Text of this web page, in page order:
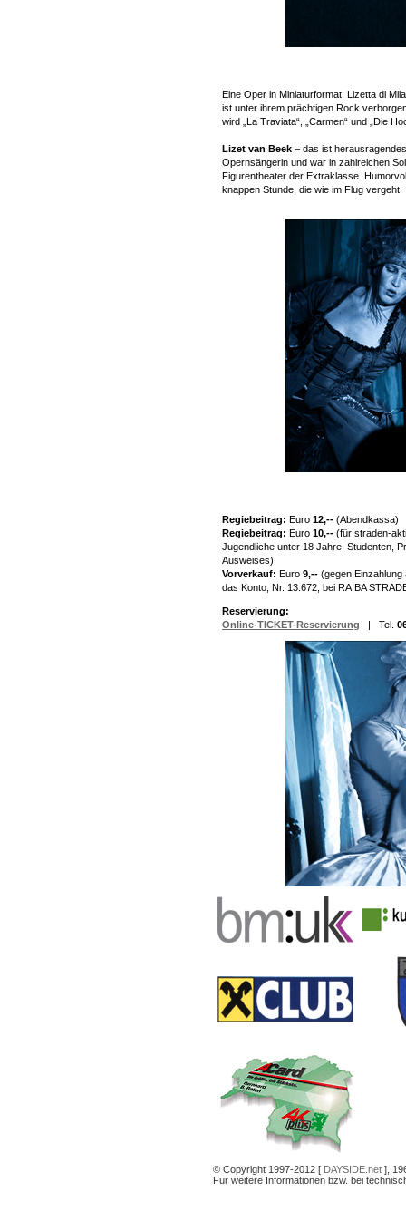
Eine Oper in Miniaturformat. Lizetta di
ist unter ihrem prächtigen Rock
wird „La Traviata“, „Carmen“ und „Die
Lizet van Beek – das ist
Opernsängerin und war in zahlreichen
Figurentheater der Extraklasse.
knappen Stunde, die wie im Flug vergeht.
Regiebeitrag: Euro 12,-- (Abendkassa)
Regiebeitrag: Euro 10,-- (für straden-
Jugendliche unter 18 Jahre, Studenten,
Ausweises)
Vorverkauf: Euro 9,-- (gegen
das Konto, Nr. 13.672, bei RAIBA
Reservierung:
Online-TICKET-Reservierung | Tel.
© Copyright 1997-2012 [ DAYSIDE.net ],
Für weitere Informationen bzw. bei